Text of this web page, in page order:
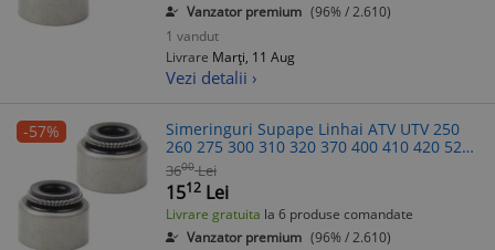
Vanzator premium (96% / 2.610)
1 vandut
Livrare Marți, 11 Aug
Vezi detalii ›
-57%
Simeringuri Supape Linhai ATV UTV 250
260 275 300 310 320 370 400 410 420 520
550 600 Scuter Aprilia Benelli Italjet
Malaguti MBK Yamaha
3600 Lei
1512 Lei
Livrare gratuita la 6 produse comandate
Vanzator premium (96% / 2.610)